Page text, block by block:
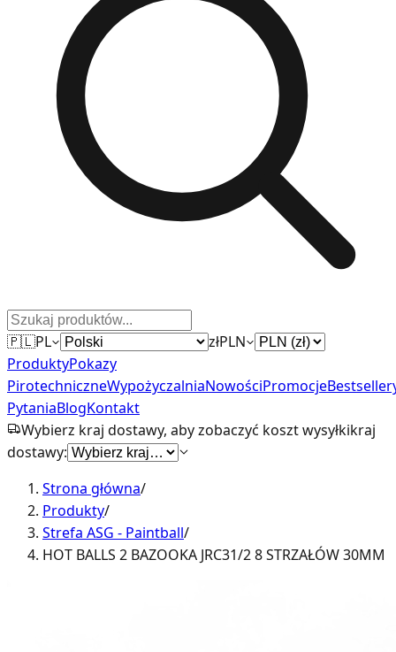
🇵🇱PL złPLN
ProduktyPokazy
PirotechniczneWypożyczalniaNowościPromocje
PytaniaBlogKontakt
Wybierz kraj dostawy, aby zobaczyć koszt wysyłkikraj
dostawy:
Strona główna/
Produkty/
Strefa ASG - Paintball/
HOT BALLS 2 BAZOOKA JRC31/2 8 STRZAŁÓW 30MM